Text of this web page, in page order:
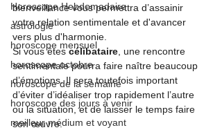
Horoscope Hebdomadaire
astrologie
horoscope mensuel
horoscope octobre
horoscope de la semaine
horoscope des jours à venir
meilleur médium et voyant
bienveillance vous permettra d’assainir
votre relation sentimentale et d'avancer
vers plus d'harmonie.
Si vous êtes célibataire, une rencontre
sentimentale pourra faire naître beaucoup
d’émotions. Il sera toutefois important
d’éviter d’idéaliser trop rapidement l’autre
ou la situation, et de laisser le temps faire
son œuvre.